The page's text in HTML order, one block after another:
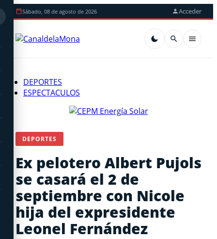
Sábado, 08 de agosto de 2026 Acceder
DEPORTES
ESPECTACULOS
DEPORTES
Ex pelotero Albert Pujols
se casará el 2 de
septiembre con Nicole
hija del expresidente
Leonel Fernández